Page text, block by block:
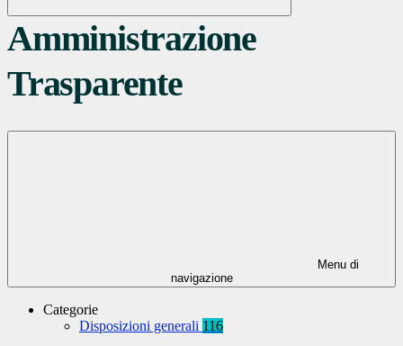
Amministrazione
Trasparente
Menu di
navigazione
Categorie
Disposizioni generali 116